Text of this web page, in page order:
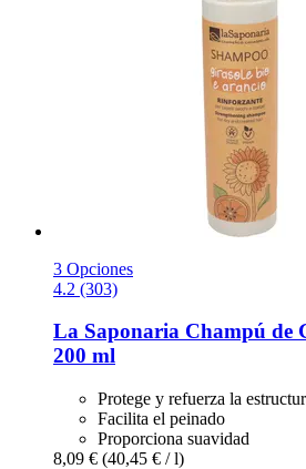
3 Opciones
4.2 (303)
La Saponaria Champú de
200 ml
Protege y refuerza la
Facilita el peinado
Proporciona suavidad
8,09 € (40,45 € / l)